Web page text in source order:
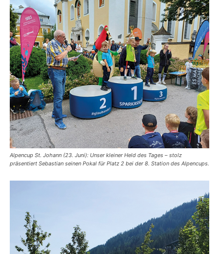
Alpencup St. Johann (23. Juni): Unser kleiner Held des Tages – stolz
präsentiert Sebastian seinen Pokal für Platz 2 bei der 8. Station des Alpencups.